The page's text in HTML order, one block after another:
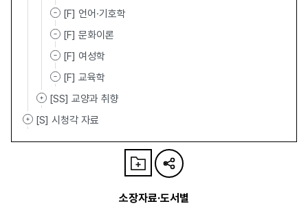
[F] 언어·기호학
[F] 문화이론
[F] 여성학
[F] 교육학
[SS] 교양과 취향
[S] 시청각 자료
소장자료·도서별